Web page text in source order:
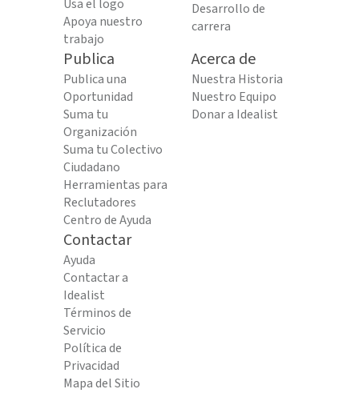
Usa el logo
Apoya nuestro
trabajo
Desarrollo de
carrera
Publica
Publica una
Oportunidad
Suma tu
Organización
Suma tu Colectivo
Ciudadano
Herramientas para
Reclutadores
Centro de Ayuda
Acerca de
Nuestra Historia
Nuestro Equipo
Donar a Idealist
Contactar
Ayuda
Contactar a
Idealist
Términos de
Servicio
Política de
Privacidad
Mapa del Sitio